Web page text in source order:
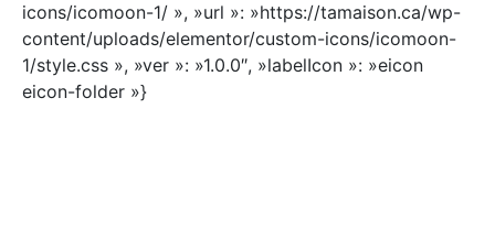
icons/icomoon-1/ », »url »: »https://tamaison.ca/wp-
content/uploads/elementor/custom-icons/icomoon-
1/style.css », »ver »: »1.0.0″, »labelIcon »: »eicon
eicon-folder »}